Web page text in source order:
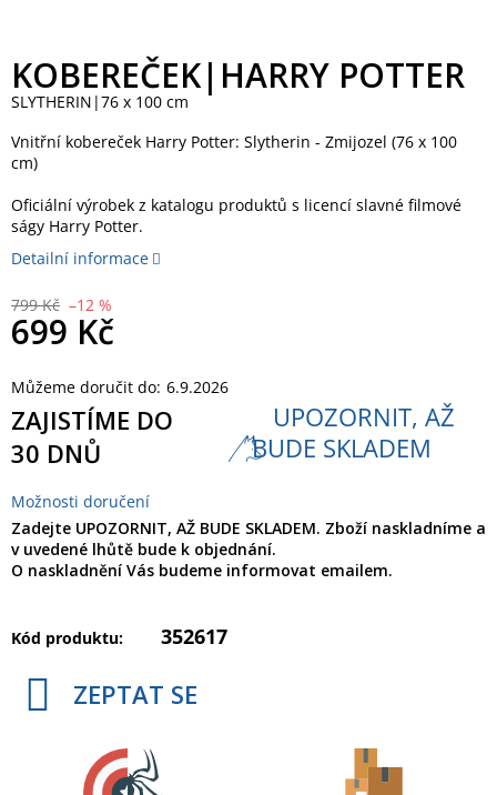
KOBEREČEK|HARRY POTTER
SLYTHERIN|76 x 100 cm
Vnitřní kobereček Harry Potter: Slytherin - Zmijozel (76 x 100
cm)
Oficiální výrobek z katalogu produktů s licencí slavné filmové
ságy Harry Potter.
Detailní informace
799 Kč –12 %
699 Kč
cena:
Můžeme doručit do: 6.9.2026
ZAJISTÍME DO
30 DNŮ
UPOZORNIT, AŽ
BUDE SKLADEM
Možnosti doručení
Zadejte UPOZORNIT, AŽ BUDE SKLADEM. Zboží naskladníme a
v uvedené lhůtě bude k objednání.
O naskladnění Vás budeme informovat emailem.
Kód produktu: 352617
ZEPTAT SE